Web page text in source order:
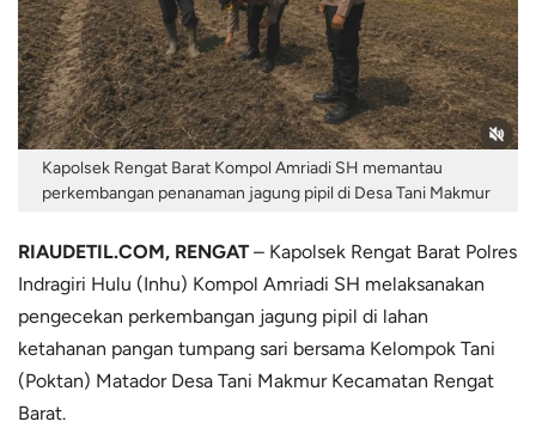
Kapolsek Rengat Barat Kompol Amriadi SH memantau
perkembangan penanaman jagung pipil di Desa Tani Makmur
RIAUDETIL.COM, RENGAT– Kapolsek Rengat Barat Polres
Indragiri Hulu (Inhu) Kompol Amriadi SH melaksanakan
pengecekan perkembangan jagung pipil di lahan
ketahanan pangan tumpang sari bersama Kelompok Tani
(Poktan) Matador Desa Tani Makmur Kecamatan Rengat
Barat.